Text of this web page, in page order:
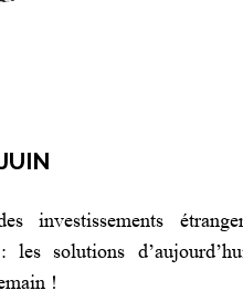
investissements
les solutions
!